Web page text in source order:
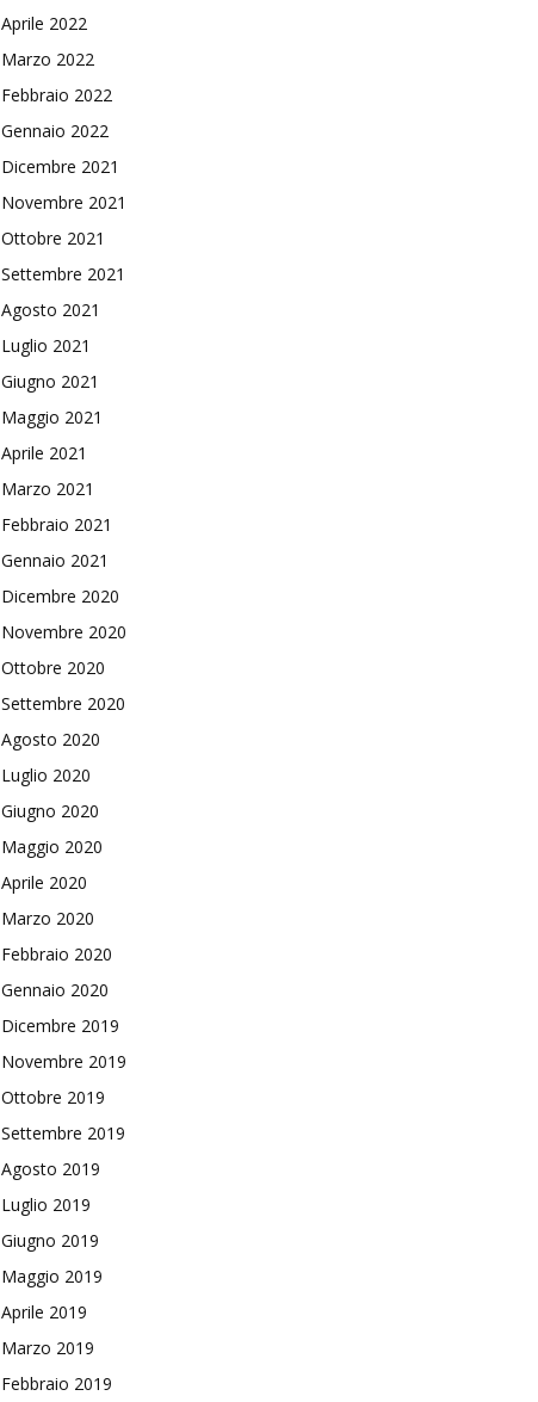
Aprile 2022
Marzo 2022
Febbraio 2022
Gennaio 2022
Dicembre 2021
Novembre 2021
Ottobre 2021
Settembre 2021
Agosto 2021
Luglio 2021
Giugno 2021
Maggio 2021
Aprile 2021
Marzo 2021
Febbraio 2021
Gennaio 2021
Dicembre 2020
Novembre 2020
Ottobre 2020
Settembre 2020
Agosto 2020
Luglio 2020
Giugno 2020
Maggio 2020
Aprile 2020
Marzo 2020
Febbraio 2020
Gennaio 2020
Dicembre 2019
Novembre 2019
Ottobre 2019
Settembre 2019
Agosto 2019
Luglio 2019
Giugno 2019
Maggio 2019
Aprile 2019
Marzo 2019
Febbraio 2019